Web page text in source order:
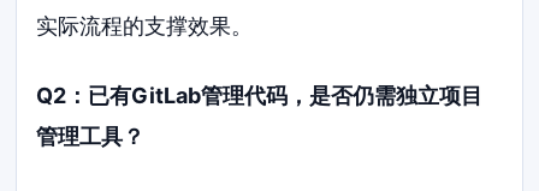
实际流程的支撑效果。
Q2：已有GitLab管理代码，是否仍需独立项目
管理工具？